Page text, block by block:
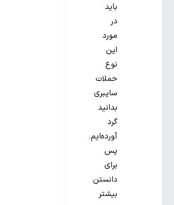
باید
در
مورد
این
نوع
حملات
سایبری
بدانید
گرد
آورده‌ایم.
پس
برای
دانستن
بیشتر